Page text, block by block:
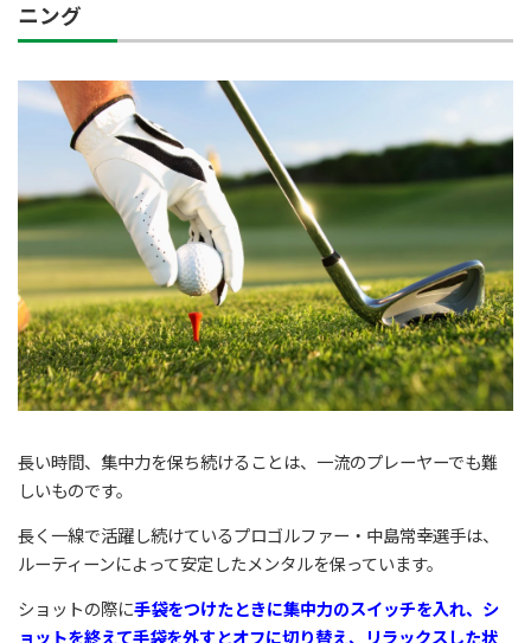
ニング
長い時間、集中力を保ち続けることは、一流のプレーヤーでも難
しいものです。
長く一線で活躍し続けているプロゴルファー・中島常幸選手は、
ルーティーンによって安定したメンタルを保っています。
ショットの際に手袋をつけたときに集中力のスイッチを入れ、シ
ョットを終えて手袋を外すとオフに切り替え、リラックスした状